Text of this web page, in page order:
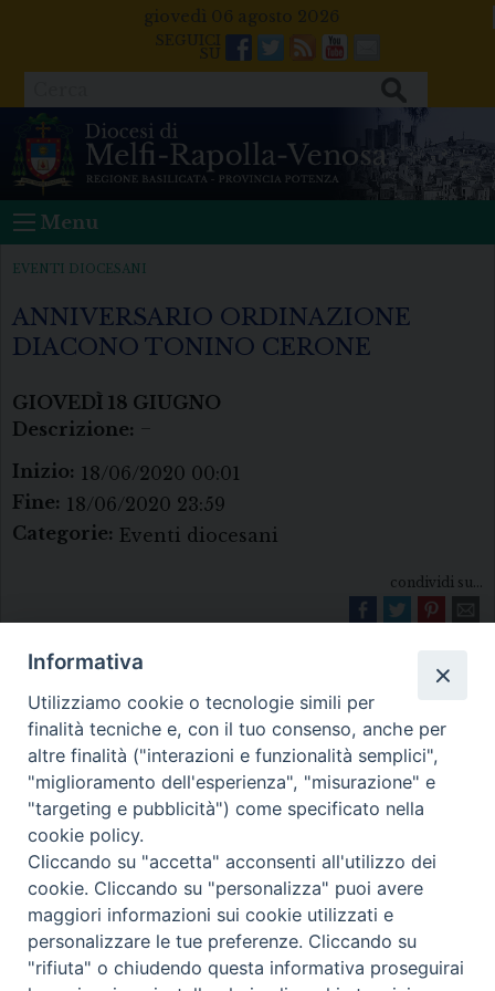
giovedì 06 agosto 2026
Facebook
Twitter
FeedsYoutube
Mail
Menu
EVENTI DIOCESANI
ANNIVERSARIO ORDINAZIONE
DIACONO TONINO CERONE
GIOVEDÌ 18 GIUGNO
Descrizione: –
Inizio: 18/06/2020 00:01
Fine: 18/06/2020 23:59
Categorie: Eventi diocesani
condividi su...
Diocesi di Melfi Rapolla Venosa
• Largo Duomo, 12 - 85025 MELFI (PZ) •
Tel. 0972238604
PEC ufficiale della Diocesi:
diocesi.melfi_rapolla_venosa@legalmail.it
Informativa
Utilizziamo cookie o tecnologie simili per
finalità tecniche e, con il tuo consenso, anche per
altre finalità ("interazioni e funzionalità semplici",
"miglioramento dell'esperienza", "misurazione" e
"targeting e pubblicità") come specificato nella
cookie policy.
Cliccando su "accetta" acconsenti all'utilizzo dei
cookie. Cliccando su "personalizza" puoi avere
maggiori informazioni sui cookie utilizzati e
personalizzare le tue preferenze. Cliccando su
"rifiuta" o chiudendo questa informativa proseguirai